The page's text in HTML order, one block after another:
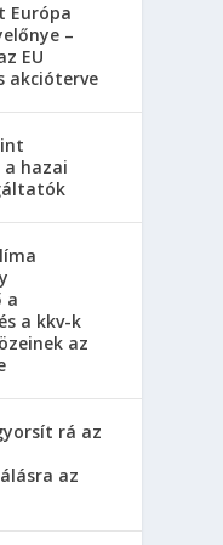
Európa
–
EU
akcióterve
a hazai
a
a kkv-k
az
rá az
az